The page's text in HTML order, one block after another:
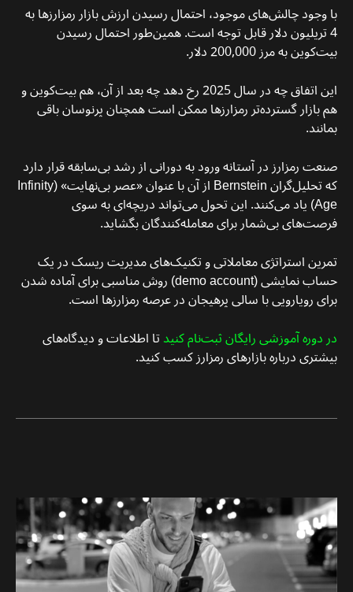
با وجود چالش‌های موجود، احتمال رسیدن ارزش بازار رمزارزها به
4 تریلیون دلار قابل توجه است. همین‌طور احتمال رسیدن
بیت‌کوین به مرز 200,000 دلار.
این اتفاق چه در سال 2025 رخ دهد چه بعد از آن، هم بیت‌کوین و
هم بازار گسترده‌تر رمزارزها ممکن است همچنان پرنوسان باقی
بمانند.
صنعت رمزارز در آستانه ورود به دورانی از رشد بی‌سابقه قرار دارد
که تحلیل‌گران Bernstein از آن با عنوان «عصر بی‌نهایت» (Infinity
Age) یاد می‌کنند. این تحول می‌تواند دریچه‌ای به سوی
فرصت‌های بی‌شمار برای معامله‌کنندگان بگشاید.
تمرین استراتژی معاملاتی و تکنیک‌های مدیریت ریسک در یک
حساب نمایشی (demo account) روش مناسبی برای آماده شدن
برای رویارویی با سالی پرهیجان در عرصه رمزارزها است.
در دوره آموزشی رایگان ثبت‌نام کنیدتا اطلاعات و دیدگاه‌های
بیشتری درباره بازارهای رمزارز کسب کنید.